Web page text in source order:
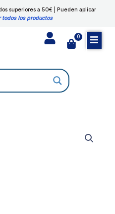
superiores a 50€ | Pueden aplicar
todos los productos
0
Cart